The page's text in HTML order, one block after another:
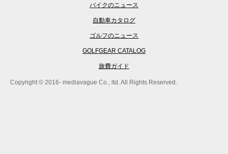
バイクのニュース
自動車カタログ
ゴルフのニュース
GOLFGEAR CATALOG
旅費ガイド
Copyright © 2016- mediavague Co., ltd. All Rights Reserved.